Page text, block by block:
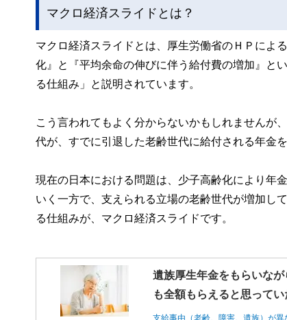
サマーアロー・コンサルティングHPアドレス：
マクロ経済スライドとは？
マクロ経済スライドとは、厚生労働省のＨＰによ
化』と『平均余命の伸びに伴う給付費の増加』と
る仕組み」と説明されています。
こう言われてもよく分からないかもしれませんが
代が、すでに引退した老齢世代に給付される年金
現在の日本における問題は、少子高齢化により年
いく一方で、支えられる立場の老齢世代が増加し
る仕組みが、マクロ経済スライドです。
遺族厚生年金をもらいな
も全額もらえると思って
支給事由（老齢、障害、遺族）が